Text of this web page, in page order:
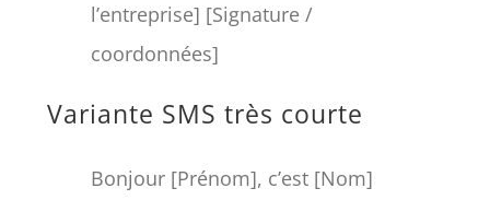
l’entreprise] [Signature /
coordonnées]
Variante SMS très courte
Bonjour [Prénom], c’est [Nom]